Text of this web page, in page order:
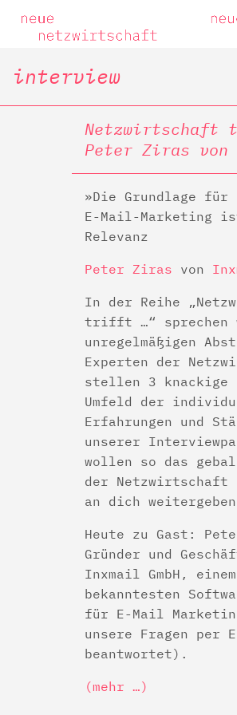
interview
Peter Ziras von
Die Grundlage
E-Mail-Marketing
Relevanz
Peter Ziras von
In der Reihe
trifft …“ sprechen
unregelmäßigen
Experten der
stellen 3 knackige
Umfeld der
Erfahrungen und
unserer
wollen so das
der Netzwirtschaft
an dich
Heute zu Gast:
Gründer und
Inxmail GmbH,
bekanntesten
für E-Mail
unsere Fragen per
beantwortet).
(mehr …)